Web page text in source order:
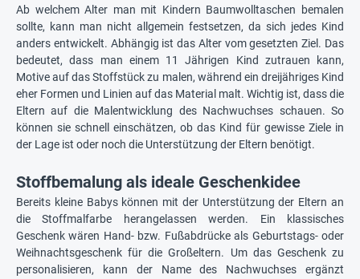
Ab welchem Alter man mit Kindern Baumwolltaschen bemalen
sollte, kann man nicht allgemein festsetzen, da sich jedes Kind
anders entwickelt. Abhängig ist das Alter vom gesetzten Ziel. Das
bedeutet, dass man einem 11 Jährigen Kind zutrauen kann,
Motive auf das Stoffstück zu malen, während ein dreijähriges Kind
eher Formen und Linien auf das Material malt. Wichtig ist, dass die
Eltern auf die Malentwicklung des Nachwuchses schauen. So
können sie schnell einschätzen, ob das Kind für gewisse Ziele in
der Lage ist oder noch die Unterstützung der Eltern benötigt.
Stoffbemalung als ideale Geschenkidee
Bereits kleine Babys können mit der Unterstützung der Eltern an
die Stoffmalfarbe herangelassen werden. Ein klassisches
Geschenk wären Hand- bzw. Fußabdrücke als Geburtstags- oder
Weihnachtsgeschenk für die Großeltern. Um das Geschenk zu
personalisieren, kann der Name des Nachwuchses ergänzt